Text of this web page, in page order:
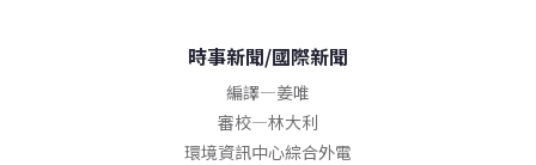
時事新聞/國際新聞
編譯—姜唯
審校—林大利
環境資訊中心綜合外電